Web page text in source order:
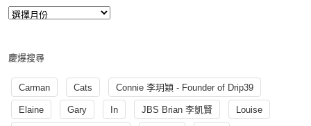
慶爆搜尋
Carman Cats Connie 李玥穎 - Founder of Drip39
Elaine Gary In JBS Brian 李凱賢 Louise